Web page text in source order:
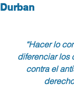
Durban
“Hacer lo
diferenciar los
contra el